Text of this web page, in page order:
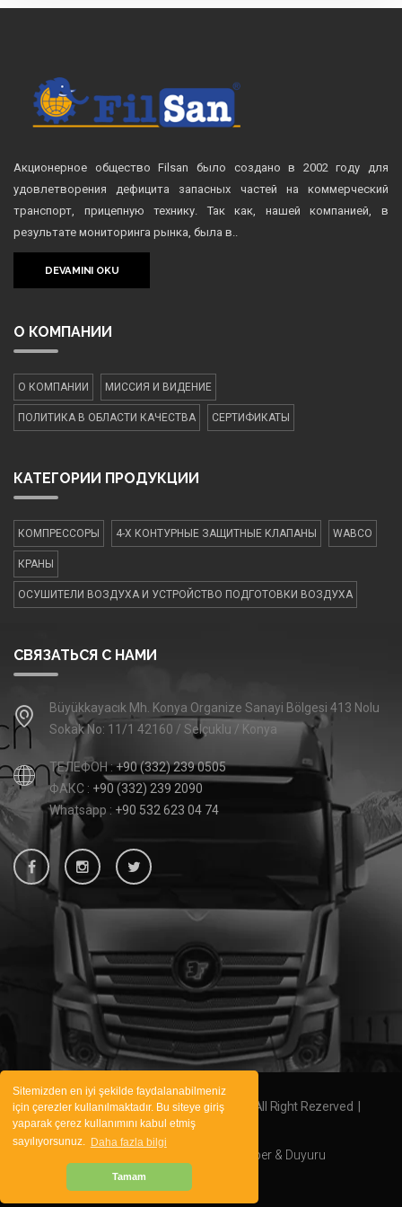
Sitemizden en iyi şekilde faydalanabilmeniz
için çerezler kullanılmaktadır. Bu siteye giriş
yaparak çerez kullanımını kabul etmiş
sayılıyorsunuz. Daha fazla bilgi
Tamam
Акционерное общество Filsan было создано в 2002 году для
удовлетворения дефицита запасных частей на коммерческий
транспорт, прицепную технику. Так как, нашей компанией, в
результате мониторинга рынка, была в..
DEVAMINI OKU
О КОМПАНИИ
О КОМПАНИИ МИССИЯ И ВИДЕНИЕ
ПОЛИТИКА В ОБЛАСТИ КАЧЕСТВА СЕРТИФИКАТЫ
КАТЕГОРИИ ПРОДУКЦИИ
КОМПРЕССОРЫ 4-Х КОНТУРНЫЕ ЗАЩИТНЫЕ КЛАПАНЫ WABCO
КРАНЫ
ОСУШИТЕЛИ ВОЗДУХА И УСТРОЙСТВО ПОДГОТОВКИ ВОЗДУХА
СВЯЗАТЬСЯ С НАМИ
Büyükkayacık Mh. Konya Organize Sanayi Bölgesi 413 Nolu
Sokak No: 11/1 42160 / Selçuklu / Konya
ТЕЛЕФОН :+90 (332) 239 0505
ФАКС : +90 (332) 239 2090
Whatsapp : +90 532 623 04 74
2020 © 3fbrakes Bütün Hakları Saklıdır, All Right Rezerved |
Ajanskon
Haber & Duyuru
Foto Galeri